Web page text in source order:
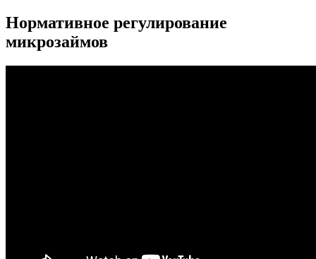
Нормативное регулирование
микрозаймов